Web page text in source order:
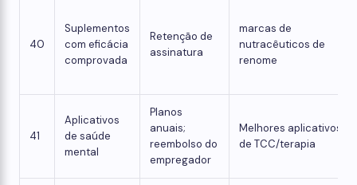
40
Suplementos
com eficácia
comprovada
Retenção de
assinatura
marcas de
nutracêuticos de
renome
41
Aplicativos
de saúde
mental
Planos
anuais;
reembolso do
empregador
Melhores aplicativos
de TCC/terapia